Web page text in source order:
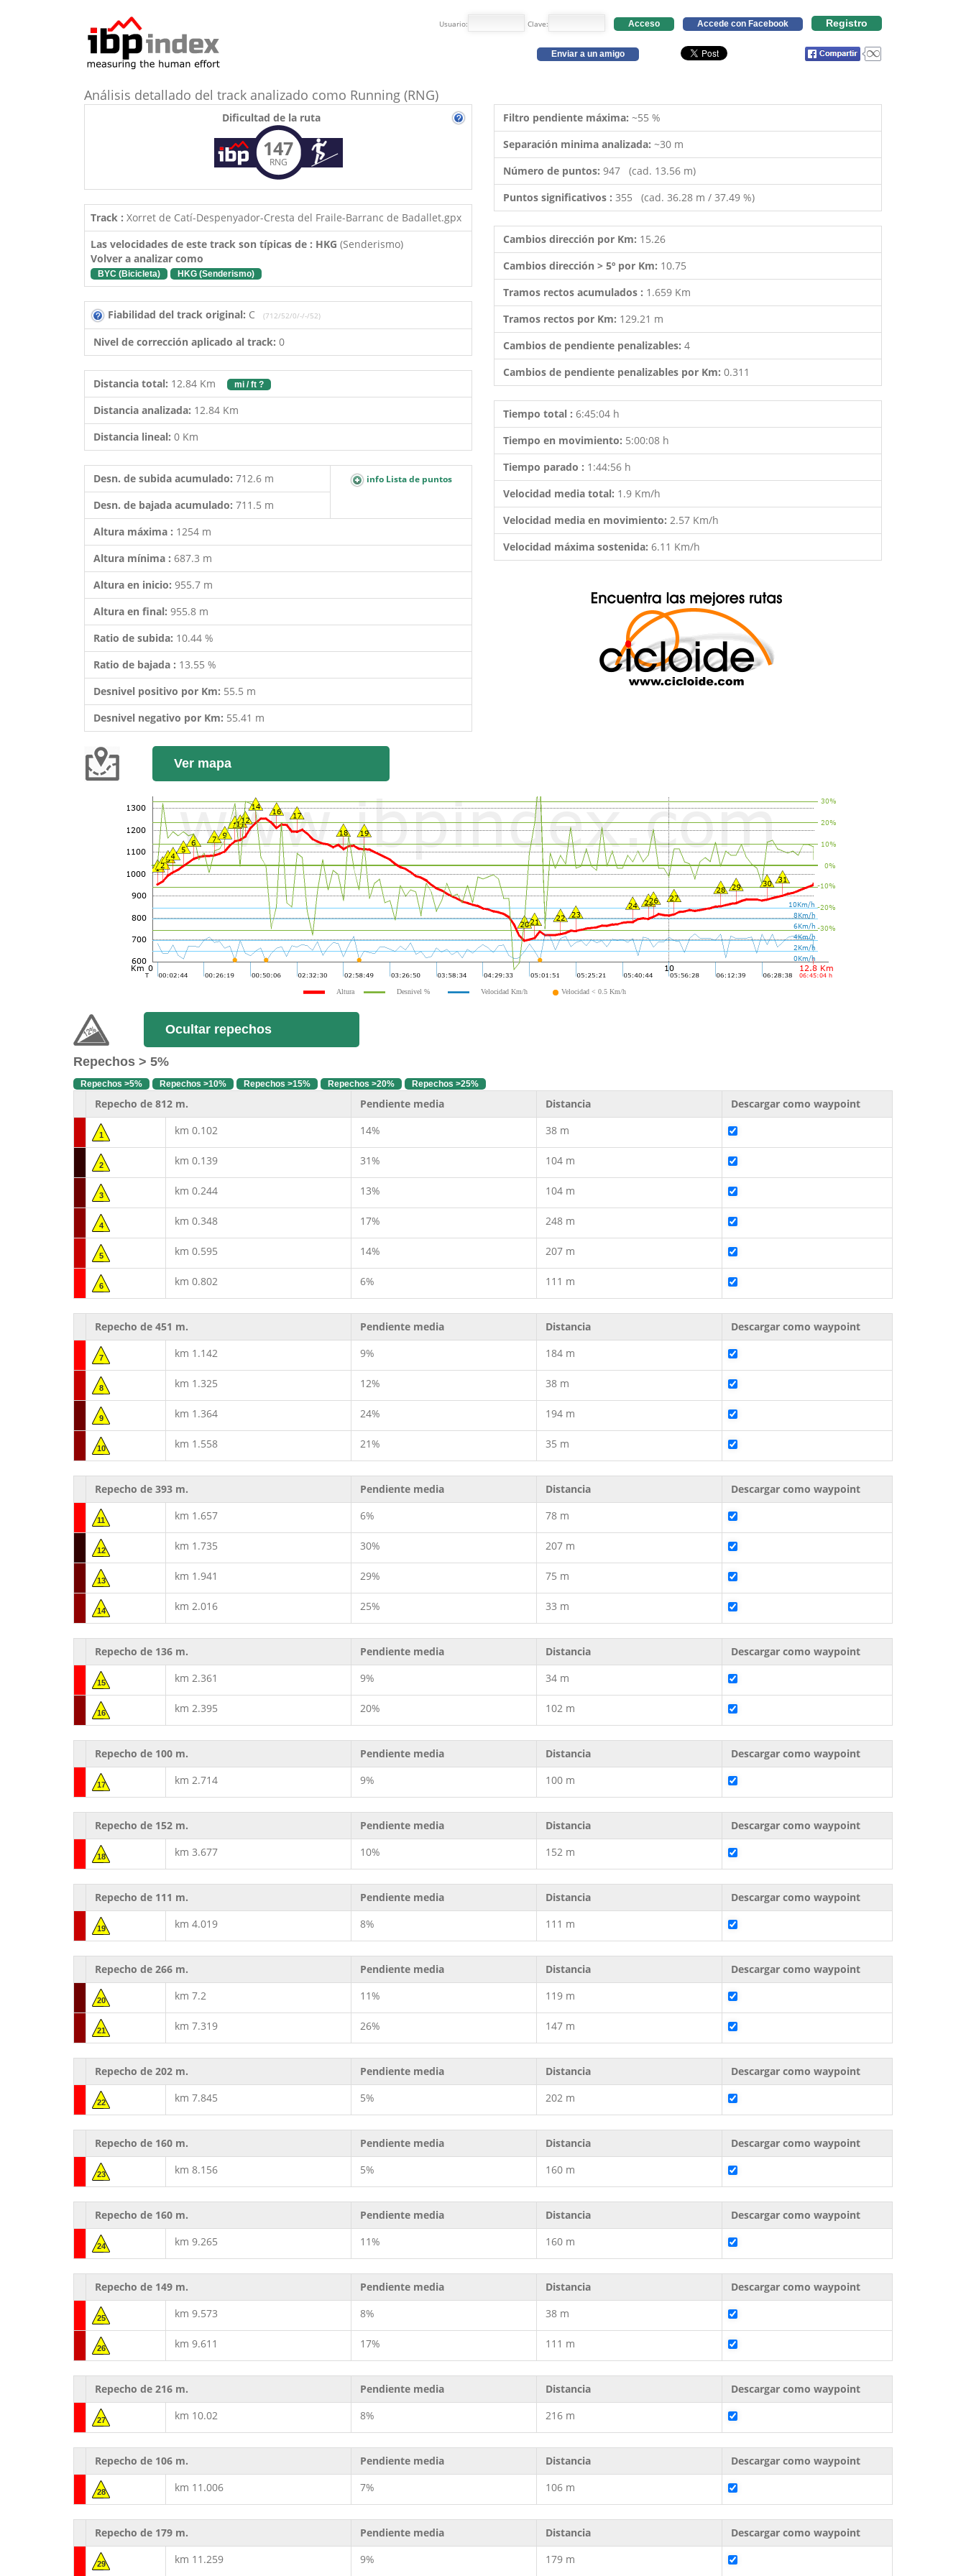
Usuario: Clave: Acceso Accede con Facebook Registro
Enviar a un amigo
Análisis detallado del track analizado como Running (RNG)
Dificultad de la ruta
147
RNG
Track : Xorret de Catí-Despenyador-Cresta del Fraile-Barranc de Badallet.gpx
Las velocidades de este track son típicas de : HKG (Senderismo)
Volver a analizar como
BYC (Bicicleta) HKG (Senderismo)
Fiabilidad del track original: C (712/52/0/-/-/52)
Nivel de corrección aplicado al track: 0
Distancia total: 12.84 Km mi / ft ?
Distancia analizada: 12.84 Km
Distancia lineal: 0 Km
Desn. de subida acumulado: 712.6 m info Lista de puntos
Desn. de bajada acumulado: 711.5 m
Altura máxima : 1254 m
Altura mínima : 687.3 m
Altura en inicio: 955.7 m
Altura en final: 955.8 m
Ratio de subida: 10.44 %
Ratio de bajada : 13.55 %
Desnivel positivo por Km: 55.5 m
Desnivel negativo por Km: 55.41 m
Filtro pendiente máxima: ~55 %
Separación minima analizada: ~30 m
Número de puntos: 947 (cad. 13.56 m)
Puntos significativos : 355 (cad. 36.28 m / 37.49 %)
Cambios dirección por Km: 15.26
Cambios dirección > 5º por Km: 10.75
Tramos rectos acumulados : 1.659 Km
Tramos rectos por Km: 129.21 m
Cambios de pendiente penalizables: 4
Cambios de pendiente penalizables por Km: 0.311
Tiempo total : 6:45:04 h
Tiempo en movimiento: 5:00:08 h
Tiempo parado : 1:44:56 h
Velocidad media total: 1.9 Km/h
Velocidad media en movimiento: 2.57 Km/h
Velocidad máxima sostenida: 6.11 Km/h
Ver mapa
Altura Desnivel % Velocidad Km/h Velocidad < 0.5 Km/h
Ocultar repechos
Repechos > 5%
Repechos >5% Repechos >10% Repechos >15% Repechos >20% Repechos >25%
Repecho de 812 m. Pendiente media Distancia Descargar como waypoint
1 km 0.102 14% 38 m
2 km 0.139 31% 104 m
3 km 0.244 13% 104 m
4 km 0.348 17% 248 m
5 km 0.595 14% 207 m
6 km 0.802 6% 111 m
Repecho de 451 m. Pendiente media Distancia Descargar como waypoint
7 km 1.142 9% 184 m
8 km 1.325 12% 38 m
9 km 1.364 24% 194 m
10 km 1.558 21% 35 m
Repecho de 393 m. Pendiente media Distancia Descargar como waypoint
11 km 1.657 6% 78 m
12 km 1.735 30% 207 m
13 km 1.941 29% 75 m
14 km 2.016 25% 33 m
Repecho de 136 m. Pendiente media Distancia Descargar como waypoint
15 km 2.361 9% 34 m
16 km 2.395 20% 102 m
Repecho de 100 m. Pendiente media Distancia Descargar como waypoint
17 km 2.714 9% 100 m
Repecho de 152 m. Pendiente media Distancia Descargar como waypoint
18 km 3.677 10% 152 m
Repecho de 111 m. Pendiente media Distancia Descargar como waypoint
19 km 4.019 8% 111 m
Repecho de 266 m. Pendiente media Distancia Descargar como waypoint
20 km 7.2 11% 119 m
21 km 7.319 26% 147 m
Repecho de 202 m. Pendiente media Distancia Descargar como waypoint
22 km 7.845 5% 202 m
Repecho de 160 m. Pendiente media Distancia Descargar como waypoint
23 km 8.156 5% 160 m
Repecho de 160 m. Pendiente media Distancia Descargar como waypoint
24 km 9.265 11% 160 m
Repecho de 149 m. Pendiente media Distancia Descargar como waypoint
25 km 9.573 8% 38 m
26 km 9.611 17% 111 m
Repecho de 216 m. Pendiente media Distancia Descargar como waypoint
27 km 10.02 8% 216 m
Repecho de 106 m. Pendiente media Distancia Descargar como waypoint
28 km 11.006 7% 106 m
Repecho de 179 m. Pendiente media Distancia Descargar como waypoint
29 km 11.259 9% 179 m